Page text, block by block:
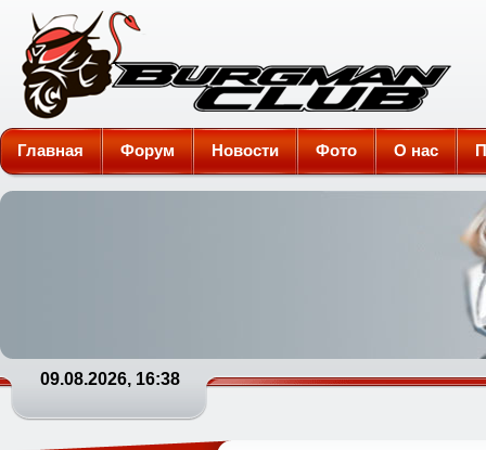
Burgman-Club
Главная Форум Новости Фото О нас
09.08.2026, 16:38